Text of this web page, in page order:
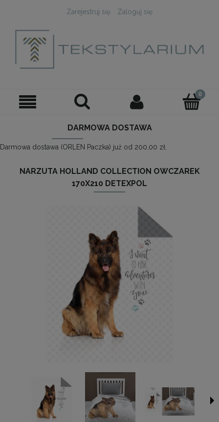
Zarejestruj się Zaloguj się
DARMOWA DOSTAWA
Darmowa dostawa (ORLEN Paczka) już od 200,00 zł.
NARZUTA HOLLAND COLLECTION OWCZAREK
170X210 DETEXPOL